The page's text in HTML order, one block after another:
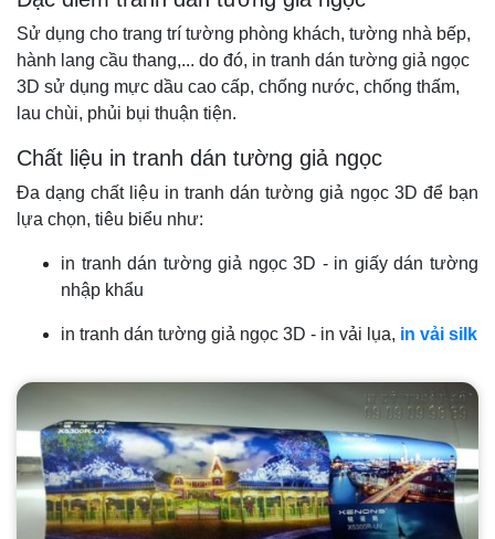
Sử dụng cho trang trí tường phòng khách, tường nhà bếp,
hành lang cầu thang,... do đó, in tranh dán tường giả ngọc
3D sử dụng mực dầu cao cấp, chống nước, chống thấm,
lau chùi, phủi bụi thuận tiện.
Chất liệu in tranh dán tường giả ngọc
Đa dạng chất liệu in tranh dán tường giả ngọc 3D để bạn
lựa chọn, tiêu biểu như:
in tranh dán tường giả ngọc 3D - in giấy dán tường
nhập khẩu
in tranh dán tường giả ngọc 3D - in vải lụa, in vải silk